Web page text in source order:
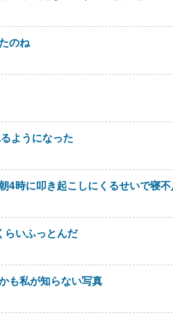
のね
ようになった
4時に叩き起こしにくるせいで寝
らいふっとんだ
も私が知らない写真